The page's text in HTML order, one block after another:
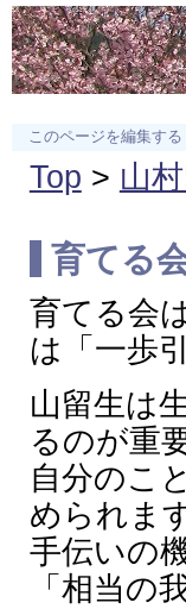
このページを編集する
Top > 山
育てる
育てる会
は「一歩
山留生は
るのが重
自分のこ
められま
手伝いの
「相当の